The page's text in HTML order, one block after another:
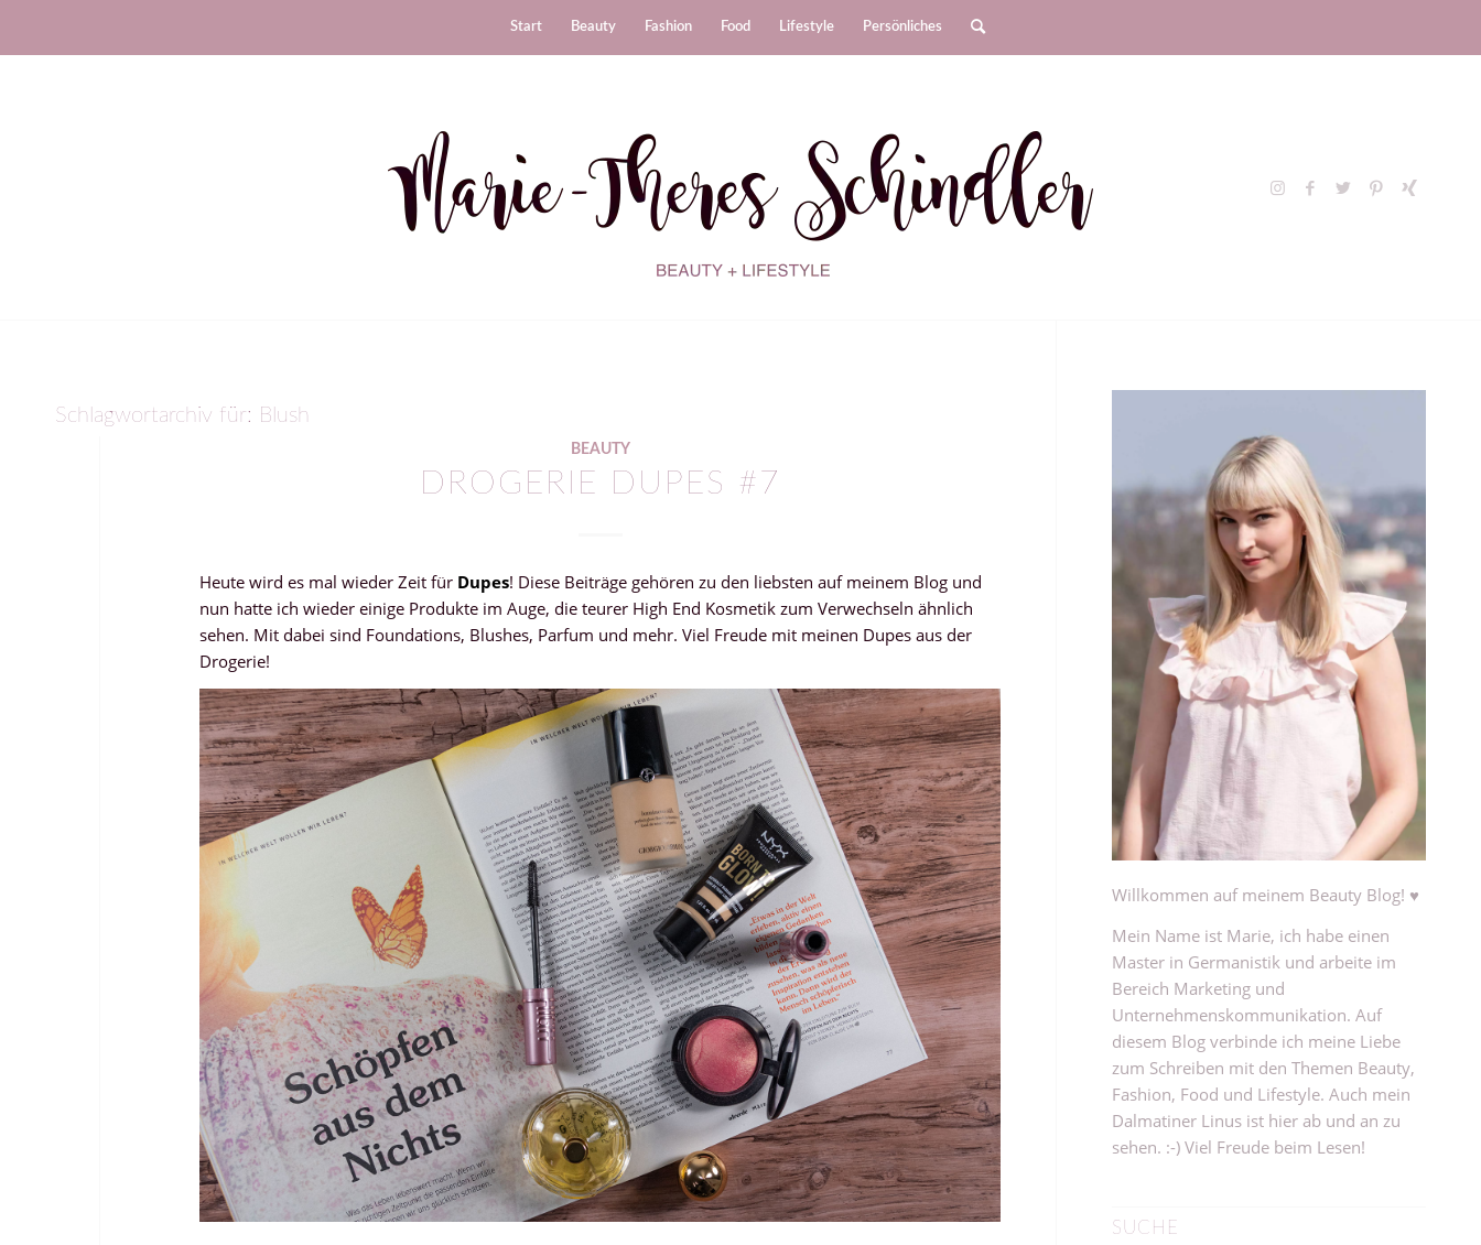
Start Beauty Fashion Food Lifestyle Persönliches
Schlagwortarchiv für: Blush
BEAUTY
DROGERIE DUPES #7
Heute wird es mal wieder Zeit für Dupes! Diese Beiträge gehören zu den liebsten auf meinem Blog und
nun hatte ich wieder einige Produkte im Auge, die teurer High End Kosmetik zum Verwechseln ähnlich
sehen. Mit dabei sind Foundations, Blushes, Parfum und mehr. Viel Freude mit meinen Dupes aus der
Drogerie!
Willkommen auf meinem Beauty Blog! ♥
Mein Name ist Marie, ich habe einen
Master in Germanistik und arbeite im
Bereich Marketing und
Unternehmenskommunikation. Auf
diesem Blog verbinde ich meine Liebe
zum Schreiben mit den Themen Beauty,
Fashion, Food und Lifestyle. Auch mein
Dalmatiner Linus ist hier ab und an zu
sehen. :-) Viel Freude beim Lesen!
SUCHE